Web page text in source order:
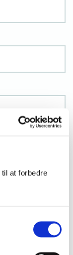
til at forbedre